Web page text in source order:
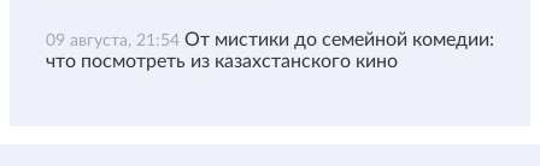
09 августа, 21:54 От мистики до семейной комедии:
что посмотреть из казахстанского кино